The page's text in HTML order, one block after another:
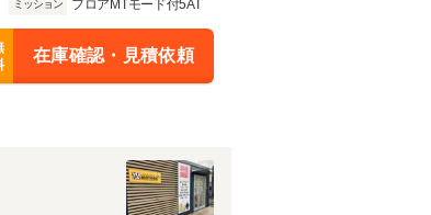
ミッション フロアMTモード付5AT
在庫確認・見積依頼